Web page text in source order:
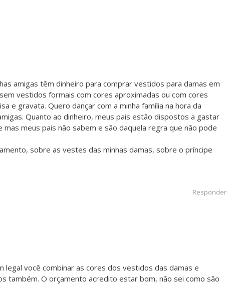
amigas têm dinheiro para comprar vestidos para damas em
vestidos formais com cores aproximadas ou com cores
e gravata. Quero dançar com a minha família na hora da
Quanto ao dinheiro, meus pais estão dispostos a gastar
mas meus pais não sabem e são daquela regra que não pode
sobre as vestes das minhas damas, sobre o príncipe
Responder
legal você combinar as cores dos vestidos das damas e
também. O orçamento acredito estar bom, não sei como são